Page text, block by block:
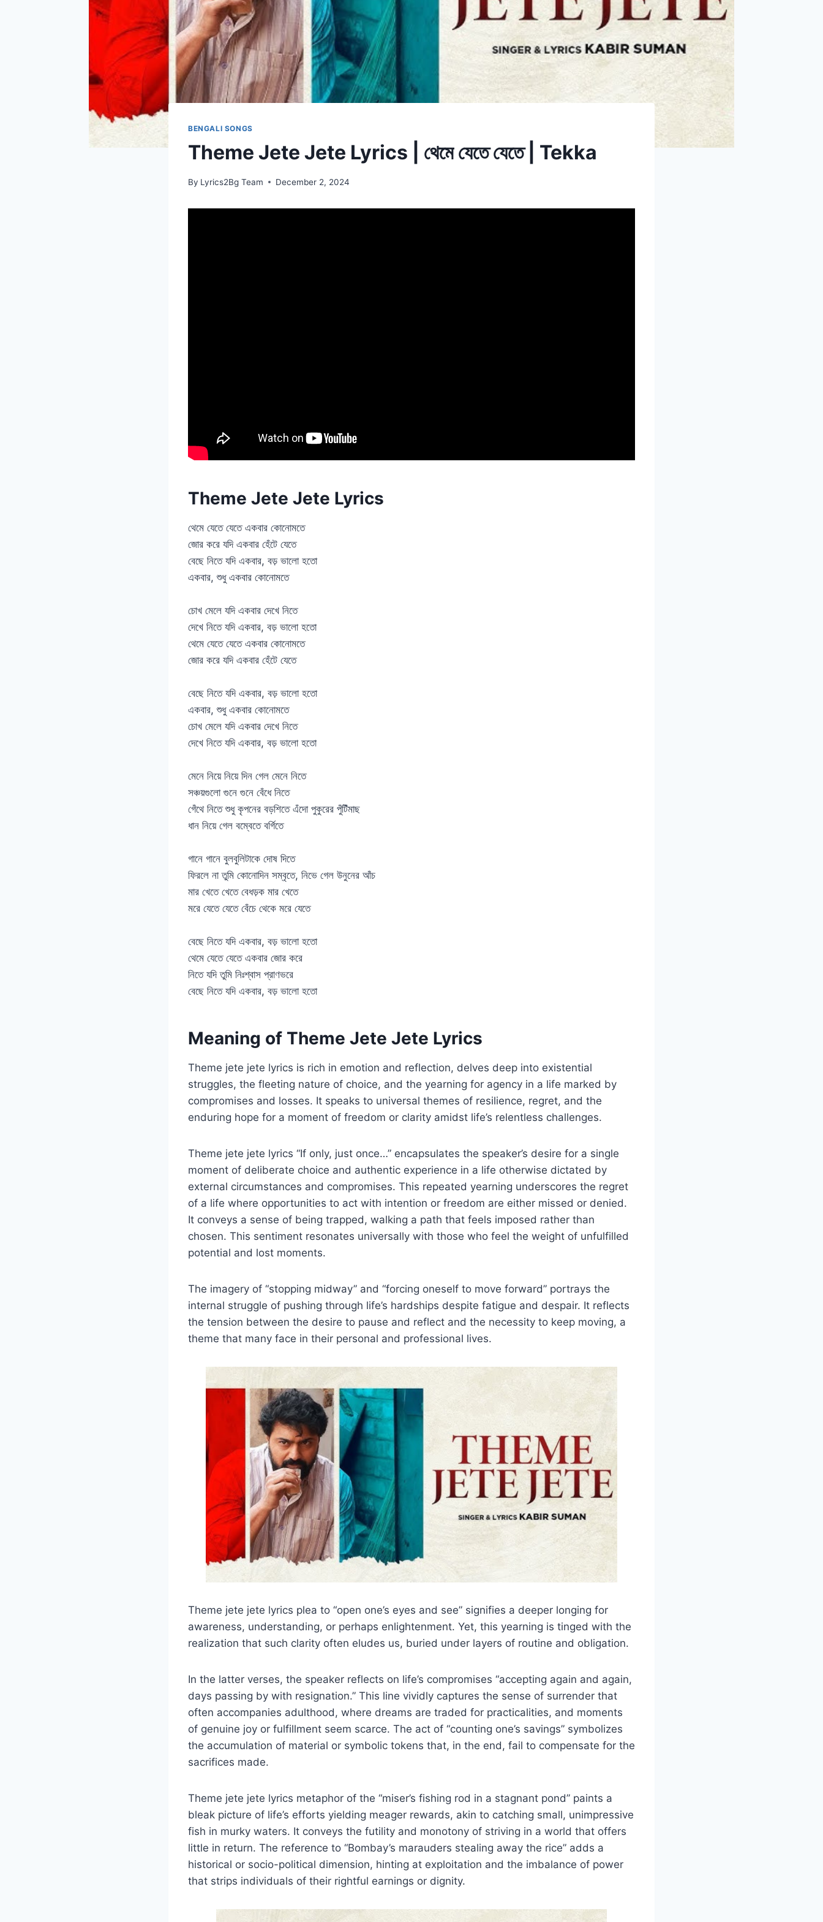
BENGALI SONGS
Theme Jete Jete Lyrics | থেমে যেতে যেতে | Tekka
By Lyrics2Bg Team December 2, 2024
Theme Jete Jete Lyrics
থেমে যেতে যেতে একবার কোনোমতে
জোর করে যদি একবার হেঁটে যেতে
বেছে নিতে যদি একবার, বড় ভালো হতো
একবার, শুধু একবার কোনোমতে
চোখ মেলে যদি একবার দেখে নিতে
দেখে নিতে যদি একবার, বড় ভালো হতো
থেমে যেতে যেতে একবার কোনোমতে
জোর করে যদি একবার হেঁটে যেতে
বেছে নিতে যদি একবার, বড় ভালো হতো
একবার, শুধু একবার কোনোমতে
চোখ মেলে যদি একবার দেখে নিতে
দেখে নিতে যদি একবার, বড় ভালো হতো
মেনে নিয়ে নিয়ে দিন গেল মেনে নিতে
সঞ্চয়গুলো গুনে গুনে বেঁধে নিতে
গেঁথে নিতে শুধু কৃপনের বড়শিতে এঁদো পুকুরের পুঁটিঁমাছ
ধান নিয়ে গেল বম্বেতে বর্গিতে
গানে গানে বুলবুলিটাকে দোষ দিতে
ফিরলে না তুমি কোনোদিন সম্বৃতে, নিভে গেল উনুনের আঁচ
মার খেতে খেতে বেধড়ক মার খেতে
মরে যেতে যেতে বেঁচে থেকে মরে যেতে
বেছে নিতে যদি একবার, বড় ভালো হতো
থেমে যেতে যেতে একবার জোর করে
নিতে যদি তুমি নিঃশ্বাস প্রাণভরে
বেছে নিতে যদি একবার, বড় ভালো হতো
Meaning of Theme Jete Jete Lyrics
Theme jete jete lyrics is rich in emotion and reflection, delves deep into existential
struggles, the fleeting nature of choice, and the yearning for agency in a life marked by
compromises and losses. It speaks to universal themes of resilience, regret, and the
enduring hope for a moment of freedom or clarity amidst life’s relentless challenges.
Theme jete jete lyrics “If only, just once…” encapsulates the speaker’s desire for a single
moment of deliberate choice and authentic experience in a life otherwise dictated by
external circumstances and compromises. This repeated yearning underscores the regret
of a life where opportunities to act with intention or freedom are either missed or denied.
It conveys a sense of being trapped, walking a path that feels imposed rather than
chosen. This sentiment resonates universally with those who feel the weight of unfulfilled
potential and lost moments.
The imagery of “stopping midway” and “forcing oneself to move forward” portrays the
internal struggle of pushing through life’s hardships despite fatigue and despair. It reflects
the tension between the desire to pause and reflect and the necessity to keep moving, a
theme that many face in their personal and professional lives.
Theme jete jete lyrics plea to “open one’s eyes and see” signifies a deeper longing for
awareness, understanding, or perhaps enlightenment. Yet, this yearning is tinged with the
realization that such clarity often eludes us, buried under layers of routine and obligation.
In the latter verses, the speaker reflects on life’s compromises “accepting again and again,
days passing by with resignation.” This line vividly captures the sense of surrender that
often accompanies adulthood, where dreams are traded for practicalities, and moments
of genuine joy or fulfillment seem scarce. The act of “counting one’s savings” symbolizes
the accumulation of material or symbolic tokens that, in the end, fail to compensate for the
sacrifices made.
Theme jete jete lyrics metaphor of the “miser’s fishing rod in a stagnant pond” paints a
bleak picture of life’s efforts yielding meager rewards, akin to catching small, unimpressive
fish in murky waters. It conveys the futility and monotony of striving in a world that offers
little in return. The reference to “Bombay’s marauders stealing away the rice” adds a
historical or socio-political dimension, hinting at exploitation and the imbalance of power
that strips individuals of their rightful earnings or dignity.